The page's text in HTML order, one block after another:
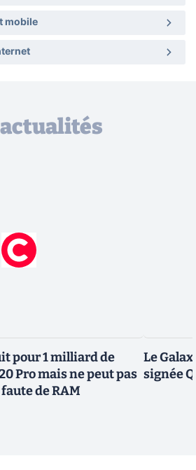
mobile
pour 1 milliard de
Pro mais ne peut pas
de RAM
Le
signée